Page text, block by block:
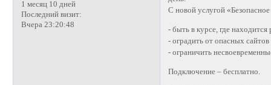
1 месяц 10 дней
Последний визит:
Вчера 23:20:48
С новой услугой
- быть в курсе, где находится
- оградить от опасных
- ограничить
Подключение – бесплатно.